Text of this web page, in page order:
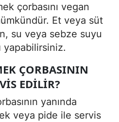
çorbasını vegan
Et veya süt
su veya sebze suyu
yapabilirsiniz.
ÇORBASININ
EDILIR?
yanında
veya pide ile servis